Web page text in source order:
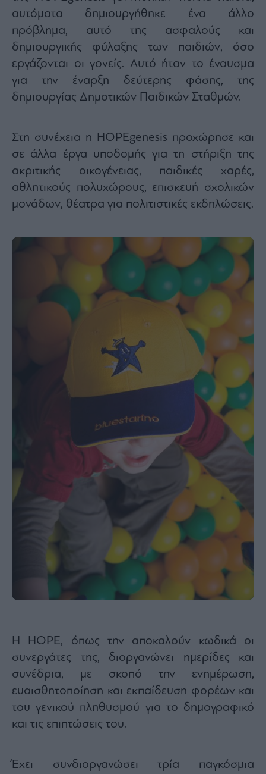
αυτόματα δημιουργήθηκε ένα άλλο
πρόβλημα, αυτό της ασφαλούς και
δημιουργικής φύλαξης των παιδιών, όσο
εργάζονται οι γονείς. Αυτό ήταν το έναυσμα
για την έναρξη δεύτερης φάσης, της
δημιουργίας Δημοτικών Παιδικών Σταθμών.
Στη συνέχεια η HOPEgenesis προχώρησε και
σε άλλα έργα υποδομής για τη στήριξη της
ακριτικής οικογένειας, παιδικές χαρές,
αθλητικούς πολυχώρους, επισκευή σχολικών
μονάδων, θέατρα για πολιτιστικές εκδηλώσεις.
Η HOPE, όπως την αποκαλούν κωδικά οι
συνεργάτες της, διοργανώνει ημερίδες και
συνέδρια, με σκοπό την ενημέρωση,
ευαισθητοποίηση και εκπαίδευση φορέων και
του γενικού πληθυσμού για το δημογραφικό
και τις επιπτώσεις του.
Έχει συνδιοργανώσει τρία παγκόσμια